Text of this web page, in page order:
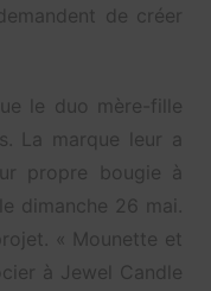
de créer
le duo mère-fille
La marque leur a
propre bougie à
dimanche 26 mai.
« Mounette et
à Jewel Candle